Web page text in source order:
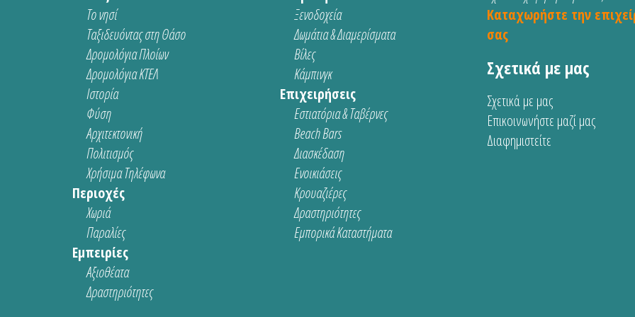
Το νησί
Ταξιδευόντας στη Θάσο
Δρομολόγια Πλοίων
Δρομολόγια ΚΤΕΛ
Ιστορία
Φύση
Αρχιτεκτονική
Πολιτισμός
Χρήσιμα Τηλέφωνα
Περιοχές
Χωριά
Παραλίες
Εμπειρίες
Αξιοθέατα
Δραστηριότητες
Ξενοδοχεία
Δωμάτια & Διαμερίσματα
Βίλες
Κάμπινγκ
Επιχειρήσεις
Εστιατόρια & Ταβέρνες
Beach Bars
Διασκέδαση
Ενοικιάσεις
Κρουαζιέρες
Δραστηριότητες
Εμπορικά Καταστήματα
Καταχωρήστε την
σας
Σχετικά με μας
Σχετικά με μας
Επικοινωνήστε μαζί μας
Διαφημιστείτε